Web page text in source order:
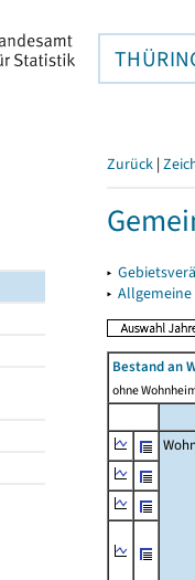
Zurück |
▸
▸
Bestand an
ohne